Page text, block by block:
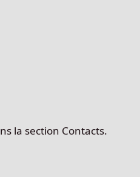
la section Contacts.